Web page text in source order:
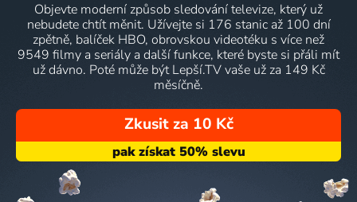
Objevte moderní způsob sledování televize, který už
nebudete chtít měnit. Užívejte si 176 stanic až 100 dní
zpětně, balíček HBO, obrovskou videotéku s více než
9549 filmy a seriály a další funkce, které byste si přáli mít
už dávno. Poté může být Lepší.TV vaše už za 149 Kč
měsíčně.
Zkusit za 10 Kč